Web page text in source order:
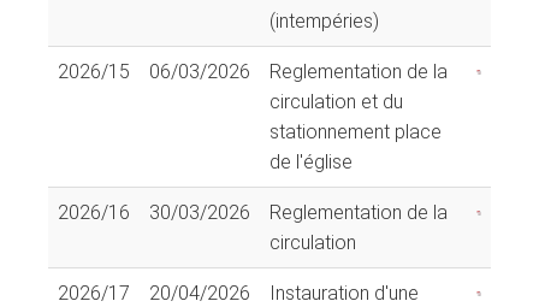
(intempéries)
2026/15 06/03/2026
Reglementation de la
circulation et du
stationnement place
de l'église
2026/16 30/03/2026
Reglementation de la
circulation
2026/17 20/04/2026 Instauration d'une